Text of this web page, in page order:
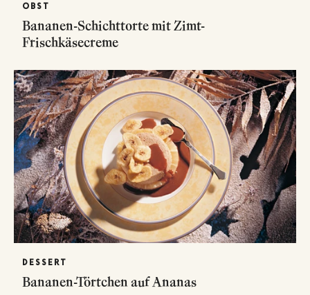
OBST
Bananen-Schichttorte mit Zimt-
Frischkäsecreme
DESSERT
Bananen-Törtchen auf Ananas